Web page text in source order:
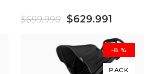
$699.990 $629.991
-8 %
PACK